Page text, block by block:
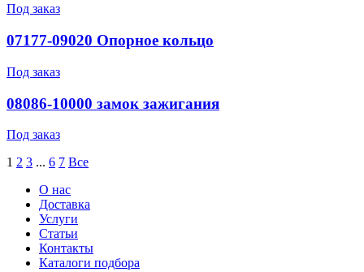
Под заказ
07177-09020 Опорное кольцо
Под заказ
08086-10000 зaмок зaжигaния
Под заказ
1 2 3 ... 6 7 Все
О нас
Доставка
Услуги
Статьи
Контакты
Каталоги подбора